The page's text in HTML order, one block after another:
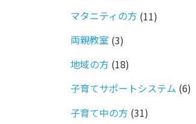
マタニティの方 (11)
両親教室 (3)
地域の方 (18)
子育てサポートシステム (6)
子育て中の方 (31)